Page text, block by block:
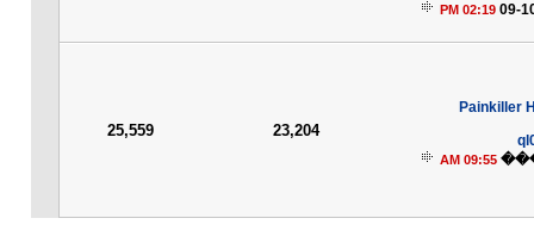
09-
02:19 PM
���� Painkiller
09:55 AM
23,204
25,559